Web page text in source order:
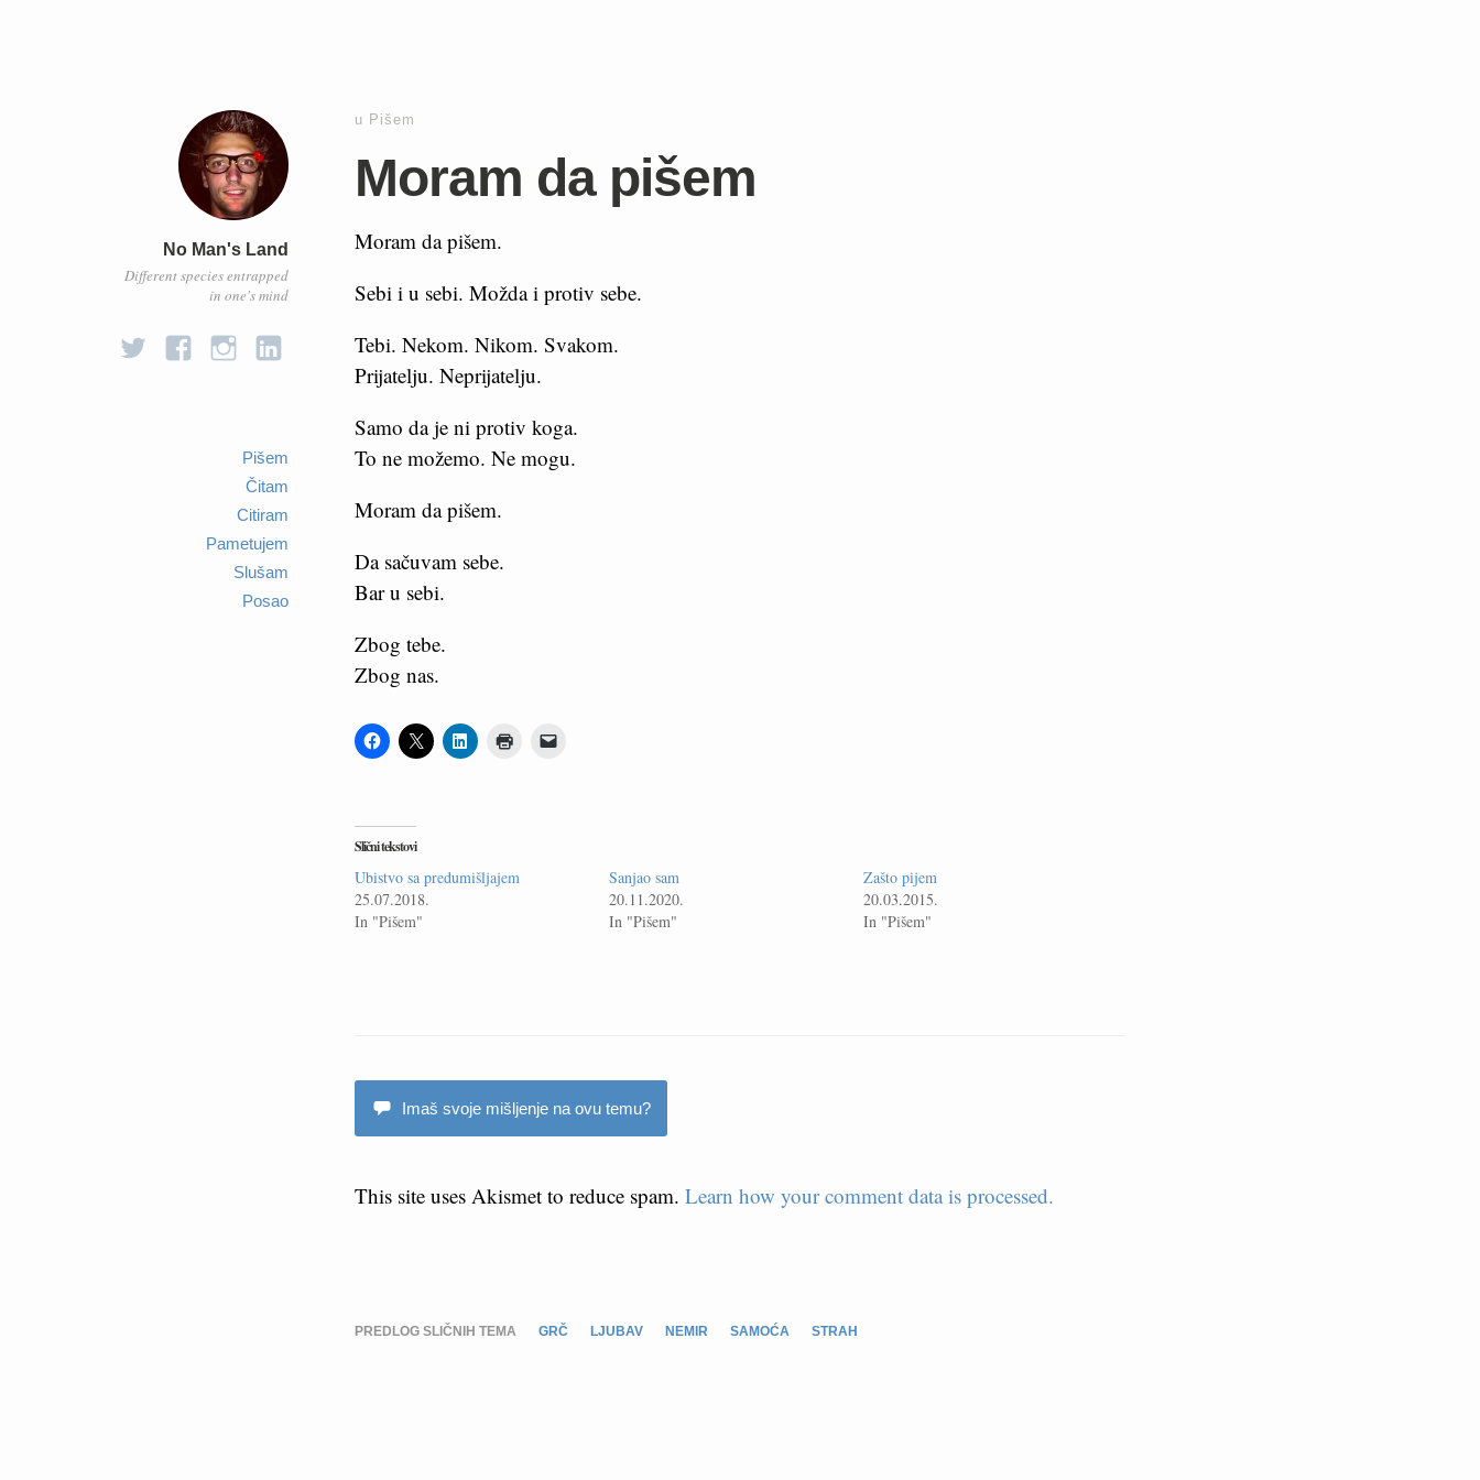
No Man's Land
Different species entrapped
in one's mind
Pišem
Čitam
Citiram
Pametujem
Slušam
Posao
u Pišem
Moram da pišem
Moram da pišem.
Sebi i u sebi. Možda i protiv sebe.
Tebi. Nekom. Nikom. Svakom.
Prijatelju. Neprijatelju.
Samo da je ni protiv koga.
To ne možemo. Ne mogu.
Moram da pišem.
Da sačuvam sebe.
Bar u sebi.
Zbog tebe.
Zbog nas.
Slični tekstovi
Ubistvo sa predumišljajem
25.07.2018.
In "Pišem"
Sanjao sam
20.11.2020.
In "Pišem"
Zašto pijem
20.03.2015.
In "Pišem"
Imaš svoje mišljenje na ovu temu?
This site uses Akismet to reduce spam. Learn how your comment data is processed.
PREDLOG SLIČNIH TEMA GRČ LJUBAV NEMIR SAMOĆA STRAH